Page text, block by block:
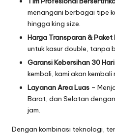
menangani berbagai tipe
hingga king size.
Harga Transparan & Paket
untuk kasur double, tanpa
Garansi Kebersihan 30 Hari
kembali, kami akan
Layanan Area Luas –
Barat, dan Selatan
jam.
Dengan kombinasi teknologi,